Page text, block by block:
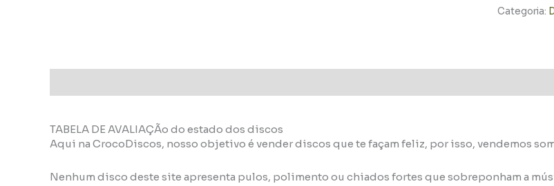
Categoria:
TABELA DE AVALIAÇÃo do estado dos discos
Aqui na CrocoDiscos, nosso objetivo é vender discos que te façam feliz, por isso, vendemos
Nenhum disco deste site apresenta pulos, polimento ou chiados fortes que sobreponham a